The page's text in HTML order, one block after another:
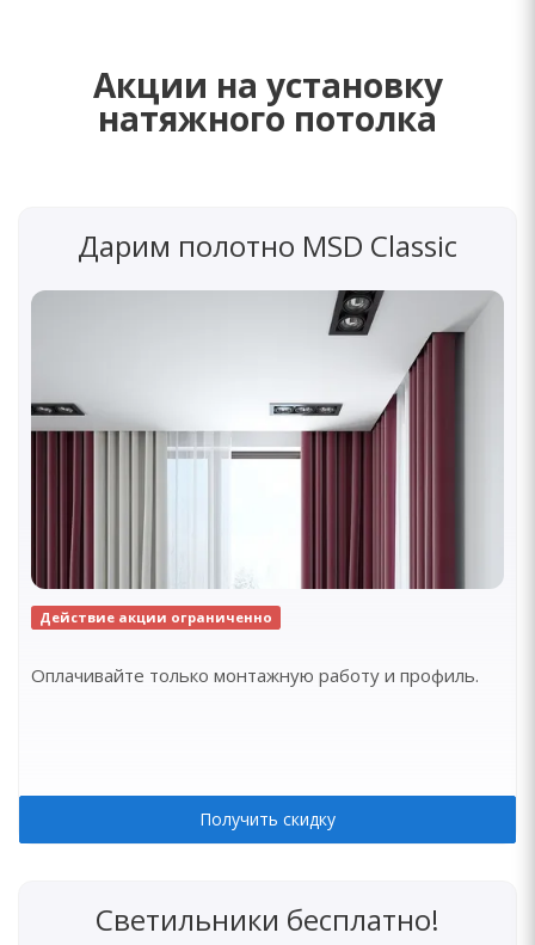
Акции на установку
натяжного потолка
Дарим полотно MSD Classic
Действие акции ограниченно
Оплачивайте только монтажную работу и профиль.
Получить скидку
Светильники бесплатно!